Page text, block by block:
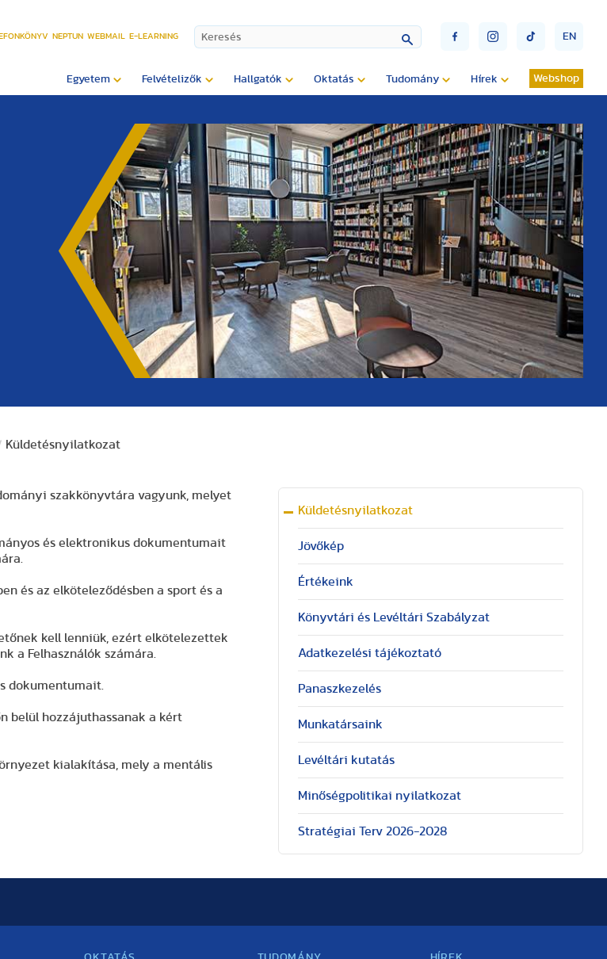
NEPTUN WEBMAIL E-LEARNING EN
Egyetem Felvételizők Hallgatók Oktatás Tudomány Hírek Webshop
Küldetésnyilatkozat
szakkönyvtára vagyunk, melyet
és elektronikus dokumentumait
és az elköteleződésben a sport és a
kell lenniük, ezért elkötelezettek
a Felhasználók számára.
dokumentumait.
belül hozzájuthassanak a kért
kialakítása, mely a mentális
Küldetésnyilatkozat
Jövőkép
Értékeink
Könyvtári és Levéltári Szabályzat
Adatkezelési tájékoztató
Panaszkezelés
Munkatársaink
Levéltári kutatás
Minőségpolitikai nyilatkozat
Stratégiai Terv 2026-2028